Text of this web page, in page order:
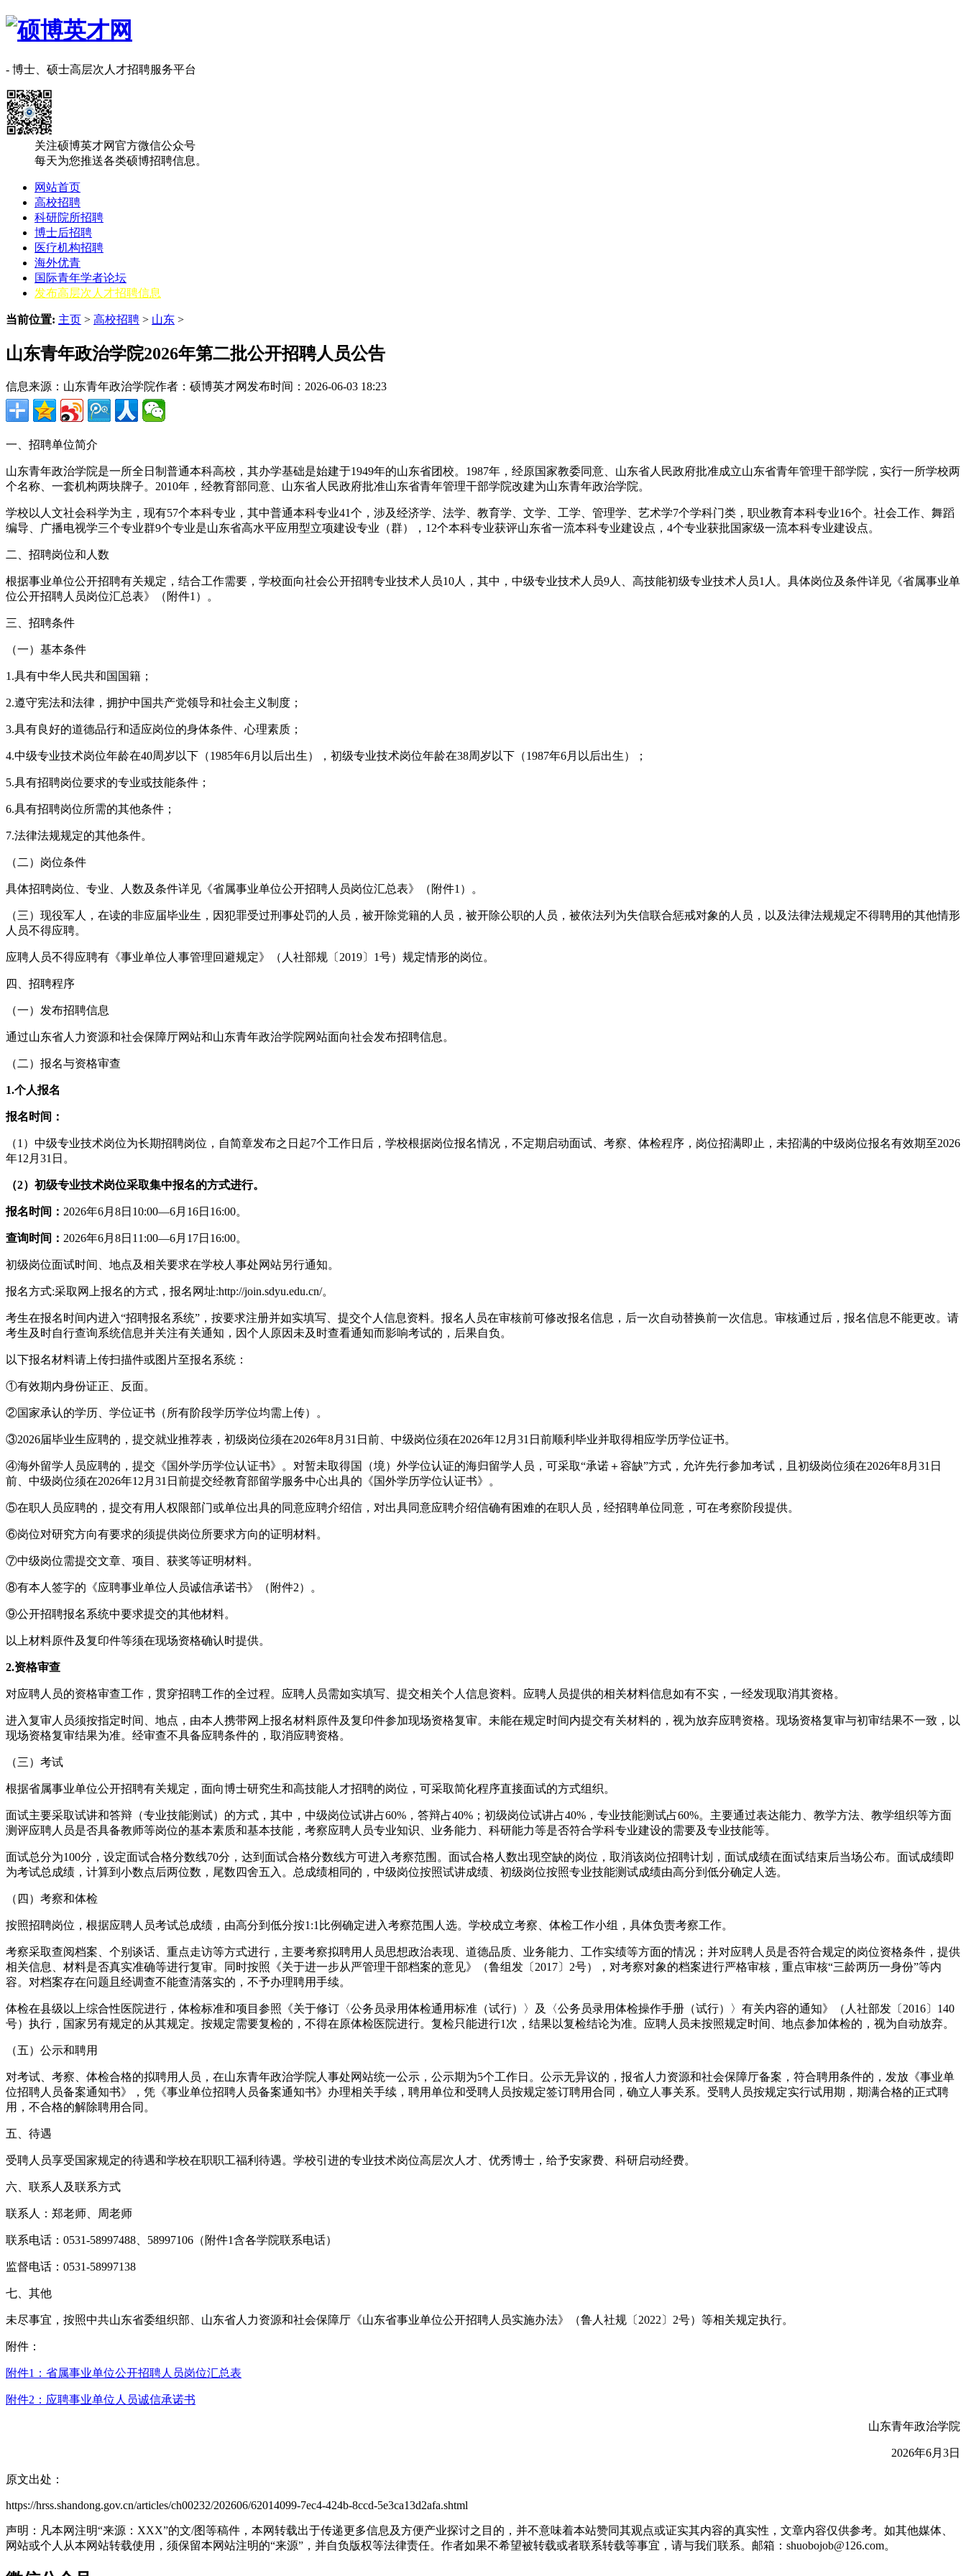
- 博士、硕士高层次人才招聘服务平台
关注硕博英才网官方微信公众号
每天为您推送各类硕博招聘信息。
网站首页
高校招聘
科研院所招聘
博士后招聘
医疗机构招聘
海外优青
国际青年学者论坛
发布高层次人才招聘信息
当前位置: 主页 > 高校招聘 > 山东 >
山东青年政治学院2026年第二批公开招聘人员公告
信息来源：山东青年政治学院作者：硕博英才网 发布时间：2026-06-03 18:23
一、招聘单位简介
山东青年政治学院是一所全日制普通本科高校，其办学基础是始建于1949年的山东省团校。1987年，经原国家教委同意、山东省人民政府批准成立山东省青年管理干部学院，实行一所学校两
个名称、一套机构两块牌子。2010年，经教育部同意、山东省人民政府批准山东省青年管理干部学院改建为山东青年政治学院。
学校以人文社会科学为主，现有57个本科专业，其中普通本科专业41个，涉及经济学、法学、教育学、文学、工学、管理学、艺术学7个学科门类，职业教育本科专业16个。社会工作、舞蹈
编导、广播电视学三个专业群9个专业是山东省高水平应用型立项建设专业（群），12个本科专业获评山东省一流本科专业建设点，4个专业获批国家级一流本科专业建设点。
二、招聘岗位和人数
根据事业单位公开招聘有关规定，结合工作需要，学校面向社会公开招聘专业技术人员10人，其中，中级专业技术人员9人、高技能初级专业技术人员1人。具体岗位及条件详见《省属事业单
位公开招聘人员岗位汇总表》（附件1）。
三、招聘条件
（一）基本条件
1.具有中华人民共和国国籍；
2.遵守宪法和法律，拥护中国共产党领导和社会主义制度；
3.具有良好的道德品行和适应岗位的身体条件、心理素质；
4.中级专业技术岗位年龄在40周岁以下（1985年6月以后出生），初级专业技术岗位年龄在38周岁以下（1987年6月以后出生）；
5.具有招聘岗位要求的专业或技能条件；
6.具有招聘岗位所需的其他条件；
7.法律法规规定的其他条件。
（二）岗位条件
具体招聘岗位、专业、人数及条件详见《省属事业单位公开招聘人员岗位汇总表》（附件1）。
（三）现役军人，在读的非应届毕业生，因犯罪受过刑事处罚的人员，被开除党籍的人员，被开除公职的人员，被依法列为失信联合惩戒对象的人员，以及法律法规规定不得聘用的其他情形
人员不得应聘。
应聘人员不得应聘有《事业单位人事管理回避规定》（人社部规〔2019〕1号）规定情形的岗位。
四、招聘程序
（一）发布招聘信息
通过山东省人力资源和社会保障厅网站和山东青年政治学院网站面向社会发布招聘信息。
（二）报名与资格审查
1.个人报名
报名时间：
（1）中级专业技术岗位为长期招聘岗位，自简章发布之日起7个工作日后，学校根据岗位报名情况，不定期启动面试、考察、体检程序，岗位招满即止，未招满的中级岗位报名有效期至2026
年12月31日。
（2）初级专业技术岗位采取集中报名的方式进行。
报名时间： 2026年6月8日10:00—6月16日16:00。
查询时间： 2026年6月8日11:00—6月17日16:00。
初级岗位面试时间、地点及相关要求在学校人事处网站另行通知。
报名方式:采取网上报名的方式，报名网址:http://join.sdyu.edu.cn/。
考生在报名时间内进入“招聘报名系统”，按要求注册并如实填写、提交个人信息资料。报名人员在审核前可修改报名信息，后一次自动替换前一次信息。审核通过后，报名信息不能更改。请
考生及时自行查询系统信息并关注有关通知，因个人原因未及时查看通知而影响考试的，后果自负。
以下报名材料请上传扫描件或图片至报名系统：
①有效期内身份证正、反面。
②国家承认的学历、学位证书（所有阶段学历学位均需上传）。
③2026届毕业生应聘的，提交就业推荐表，初级岗位须在2026年8月31日前、中级岗位须在2026年12月31日前顺利毕业并取得相应学历学位证书。
④海外留学人员应聘的，提交《国外学历学位认证书》。对暂未取得国（境）外学位认证的海归留学人员，可采取“承诺＋容缺”方式，允许先行参加考试，且初级岗位须在2026年8月31日
前、中级岗位须在2026年12月31日前提交经教育部留学服务中心出具的《国外学历学位认证书》。
⑤在职人员应聘的，提交有用人权限部门或单位出具的同意应聘介绍信，对出具同意应聘介绍信确有困难的在职人员，经招聘单位同意，可在考察阶段提供。
⑥岗位对研究方向有要求的须提供岗位所要求方向的证明材料。
⑦中级岗位需提交文章、项目、获奖等证明材料。
⑧有本人签字的《应聘事业单位人员诚信承诺书》（附件2）。
⑨公开招聘报名系统中要求提交的其他材料。
以上材料原件及复印件等须在现场资格确认时提供。
2.资格审查
对应聘人员的资格审查工作，贯穿招聘工作的全过程。应聘人员需如实填写、提交相关个人信息资料。应聘人员提供的相关材料信息如有不实，一经发现取消其资格。
进入复审人员须按指定时间、地点，由本人携带网上报名材料原件及复印件参加现场资格复审。未能在规定时间内提交有关材料的，视为放弃应聘资格。现场资格复审与初审结果不一致，以
现场资格复审结果为准。经审查不具备应聘条件的，取消应聘资格。
（三）考试
根据省属事业单位公开招聘有关规定，面向博士研究生和高技能人才招聘的岗位，可采取简化程序直接面试的方式组织。
面试主要采取试讲和答辩（专业技能测试）的方式，其中，中级岗位试讲占60%，答辩占40%；初级岗位试讲占40%，专业技能测试占60%。主要通过表达能力、教学方法、教学组织等方面
测评应聘人员是否具备教师等岗位的基本素质和基本技能，考察应聘人员专业知识、业务能力、科研能力等是否符合学科专业建设的需要及专业技能等。
面试总分为100分，设定面试合格分数线70分，达到面试合格分数线方可进入考察范围。面试合格人数出现空缺的岗位，取消该岗位招聘计划，面试成绩在面试结束后当场公布。面试成绩即
为考试总成绩，计算到小数点后两位数，尾数四舍五入。总成绩相同的，中级岗位按照试讲成绩、初级岗位按照专业技能测试成绩由高分到低分确定人选。
（四）考察和体检
按照招聘岗位，根据应聘人员考试总成绩，由高分到低分按1:1比例确定进入考察范围人选。学校成立考察、体检工作小组，具体负责考察工作。
考察采取查阅档案、个别谈话、重点走访等方式进行，主要考察拟聘用人员思想政治表现、道德品质、业务能力、工作实绩等方面的情况；并对应聘人员是否符合规定的岗位资格条件，提供
相关信息、材料是否真实准确等进行复审。同时按照《关于进一步从严管理干部档案的意见》（鲁组发〔2017〕2号），对考察对象的档案进行严格审核，重点审核“三龄两历一身份”等内
容。对档案存在问题且经调查不能查清落实的，不予办理聘用手续。
体检在县级以上综合性医院进行，体检标准和项目参照《关于修订〈公务员录用体检通用标准（试行）〉及〈公务员录用体检操作手册（试行）〉有关内容的通知》（人社部发〔2016〕140
号）执行，国家另有规定的从其规定。按规定需要复检的，不得在原体检医院进行。复检只能进行1次，结果以复检结论为准。应聘人员未按照规定时间、地点参加体检的，视为自动放弃。
（五）公示和聘用
对考试、考察、体检合格的拟聘用人员，在山东青年政治学院人事处网站统一公示，公示期为5个工作日。公示无异议的，报省人力资源和社会保障厅备案，符合聘用条件的，发放《事业单
位招聘人员备案通知书》，凭《事业单位招聘人员备案通知书》办理相关手续，聘用单位和受聘人员按规定签订聘用合同，确立人事关系。受聘人员按规定实行试用期，期满合格的正式聘
用，不合格的解除聘用合同。
五、待遇
受聘人员享受国家规定的待遇和学校在职职工福利待遇。学校引进的专业技术岗位高层次人才、优秀博士，给予安家费、科研启动经费。
六、联系人及联系方式
联系人：郑老师、周老师
联系电话：0531-58997488、58997106（附件1含各学院联系电话）
监督电话：0531-58997138
七、其他
未尽事宜，按照中共山东省委组织部、山东省人力资源和社会保障厅《山东省事业单位公开招聘人员实施办法》（鲁人社规〔2022〕2号）等相关规定执行。
附件：
附件1：省属事业单位公开招聘人员岗位汇总表
附件2：应聘事业单位人员诚信承诺书
山东青年政治学院
2026年6月3日
原文出处：
https://hrss.shandong.gov.cn/articles/ch00232/202606/62014099-7ec4-424b-8ccd-5e3ca13d2afa.shtml
声明：凡本网注明“来源：XXX”的文/图等稿件，本网转载出于传递更多信息及方便产业探讨之目的，并不意味着本站赞同其观点或证实其内容的真实性，文章内容仅供参考。如其他媒体、
网站或个人从本网站转载使用，须保留本网站注明的“来源”，并自负版权等法律责任。作者如果不希望被转载或者联系转载等事宜，请与我们联系。邮箱：shuobojob@126.com。